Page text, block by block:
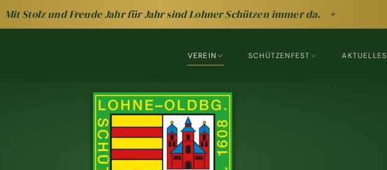
Mit Stolz und Freude Jahr für Jahr sind Lohner Schützen immer da. ✦
VEREIN SCHÜTZENFEST AKTUELLES